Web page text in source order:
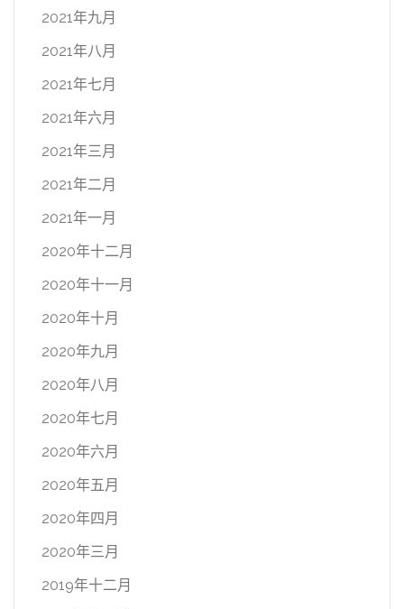
2021年九月
2021年八月
2021年七月
2021年六月
2021年三月
2021年二月
2021年一月
2020年十二月
2020年十一月
2020年十月
2020年九月
2020年八月
2020年七月
2020年六月
2020年五月
2020年四月
2020年三月
2019年十二月